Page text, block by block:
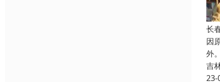
长
因
外
吉
23-